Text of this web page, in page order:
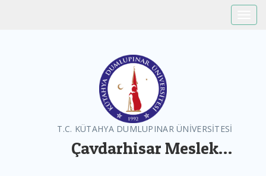
T.C. KÜTAHYA DUMLUPINAR ÜNİVERSİTESİ
Çavdarhisar Meslek